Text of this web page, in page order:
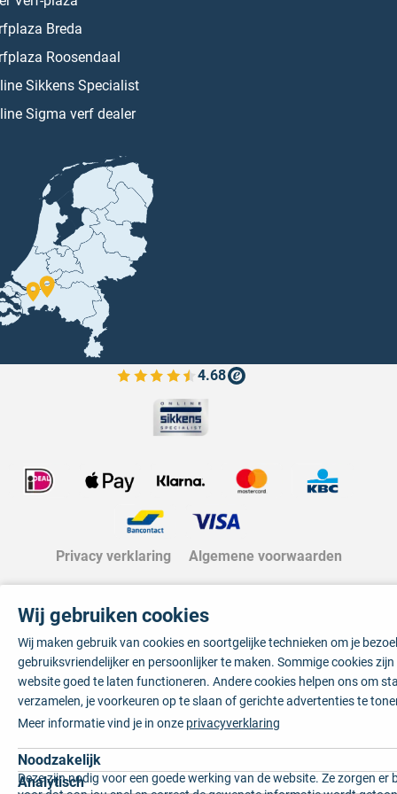
Breda
Roosendaal
Sikkens Specialist
Sigma verf dealer
4.68
Bekijk de verfplaza beoordelingen
Privacy verklaring Algemene voorwaarden
Wij gebruiken cookies
Wij maken gebruik van cookies en soortgelijke technieken om je
gebruiksvriendelijker en persoonlijker te maken. Sommige cookies
website goed te laten functioneren. Andere cookies helpen ons om
verzamelen, je voorkeuren op te slaan of gerichte advertenties te
Meer informatie vind je in onze privacyverklaring
Noodzakelijk
Deze zijn nodig voor een goede werking van de website. Ze zorgen er
Analytisch